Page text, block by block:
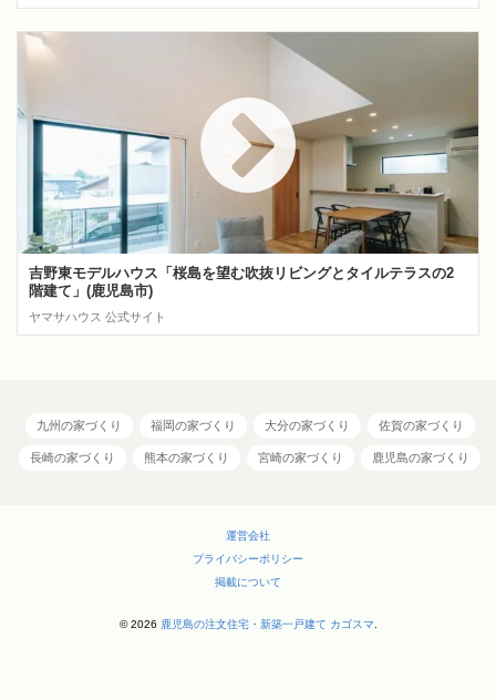
吉野東モデルハウス「桜島を望む吹抜リビングとタイルテラスの2
階建て」(鹿児島市)
ヤマサハウス 公式サイト
九州の家づくり 福岡の家づくり 大分の家づくり 佐賀の家づくり
長崎の家づくり 熊本の家づくり 宮崎の家づくり 鹿児島の家づくり
運営会社
プライバシーポリシー
掲載について
© 2026 鹿児島の注文住宅・新築一戸建て カゴスマ.